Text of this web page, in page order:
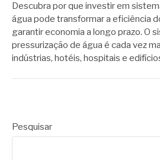
Descubra por que investir em
água pode transformar a eficiência
garantir economia a longo prazo. O
pressurização de água é cada vez
indústrias, hotéis, hospitais e
Pesquisar